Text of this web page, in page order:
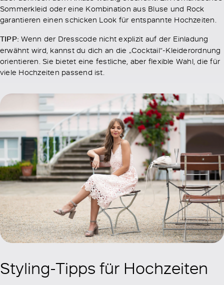
Sommerkleid oder eine Kombination aus Bluse und Rock
garantieren einen schicken Look für entspannte Hochzeiten.
TIPP: Wenn der Dresscode nicht explizit auf der Einladung
erwähnt wird, kannst du dich an die „Cocktail“-Kleiderordnung
orientieren. Sie bietet eine festliche, aber flexible Wahl, die für
viele Hochzeiten passend ist.
Styling-Tipps für Hochzeiten